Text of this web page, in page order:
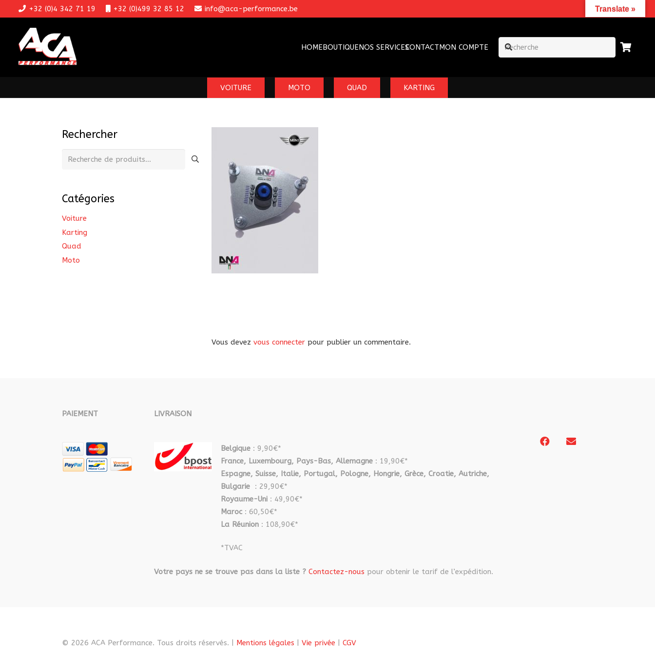
+32 (0)4 342 71 19 +32 (0)499 32 85 12 info@aca-performance.be
HOMEBOUTIQUENOS SERVICESCONTACTMON COMPTE
VOITURE MOTO QUAD KARTING
Vous devezvous connecter pour publier un commentaire.
Rechercher
Recherche
Catégories
Voiture
Karting
Quad
Moto
PAIEMENT LIVRAISON
Belgique : 9,90€*
France, Luxembourg, Pays-Bas, Allemagne : 19,90€*
Espagne, Suisse, Italie, Portugal, Pologne, Hongrie, Grèce, Croatie, Autriche,
Bulgarie
: 29,90€*
Royaume-Uni : 49,90€*
Maroc : 60,50€*
La Réunion : 108,90€*
*TVAC
Votre pays ne se trouve pas dans la liste ? Contactez-nous pour obtenir le tarif de l’expédition.
© 2026 ACA Performance. Tous droits réservés. | Mentions légales Vie privée CGV
Translate »